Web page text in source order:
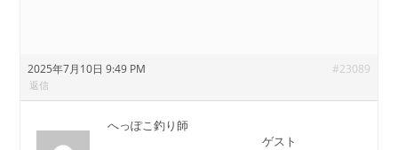
2025年7月10日 9:49 PM #23089
返信
へっぽこ釣り師
ゲスト